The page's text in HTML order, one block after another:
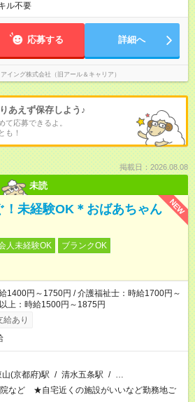
ル不要
応募する 詳細へ
アイング株式会社（旧アール＆キャリア）
あえず保存しよう♪
て応募できるよ。
も！
掲載日：2026.08.08
未読
NEW
！未経験OK＊おばあちゃん
人未経験OK
ブランクOK
1400円～1750円 / 介護福祉士：時給1700円～
上：時給1500円～1875円
給あり
山(京都府)駅 / 清水五条駅 / …
など ★自宅近くの施設がいいなど勤務地ご